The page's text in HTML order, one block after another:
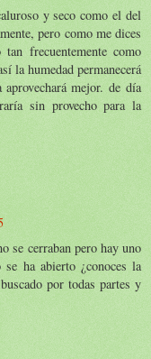
y seco como el del
pero como me dices
frecuentemente como
la humedad permanecerá
mejor. de día
sin provecho para la
se cerraban pero hay uno
ha abierto ¿conoces la
por todas partes y